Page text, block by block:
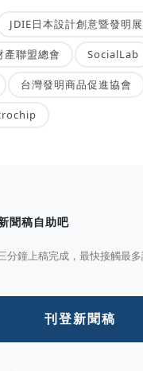
JDIE日本設計創意暨發明展
產聯盟總會 SocialLab
台灣發明商品促進協會
聞稿自助吧
分鐘上稿完成，最快接觸最多
刊登新聞稿